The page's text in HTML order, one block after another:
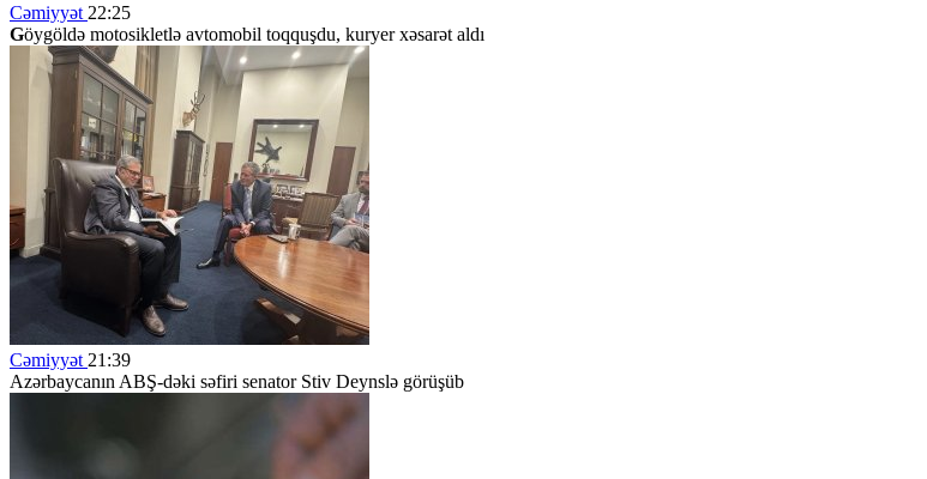
Cəmiyyət 22:25
Göygöldə motosikletlə avtomobil toqquşdu, kuryer xəsarət aldı
Cəmiyyət 21:39
Azərbaycanın ABŞ-dəki səfiri senator Stiv Deynslə görüşüb